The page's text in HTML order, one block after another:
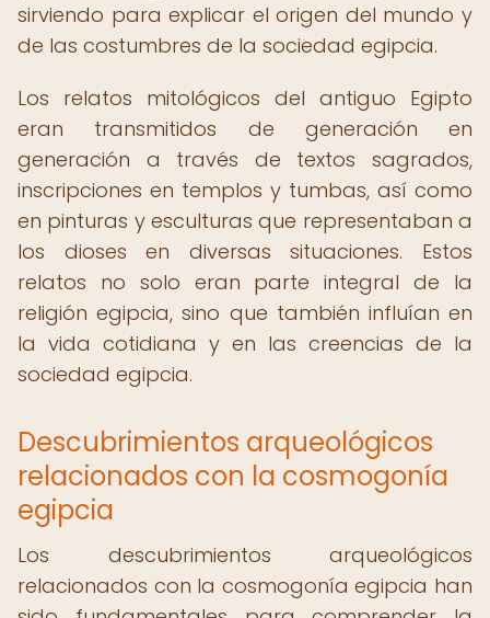
sirviendo para explicar el origen del mundo y
de las costumbres de la sociedad egipcia.
Los relatos mitológicos del antiguo Egipto
eran transmitidos de generación en
generación a través de textos sagrados,
inscripciones en templos y tumbas, así como
en pinturas y esculturas que representaban a
los dioses en diversas situaciones. Estos
relatos no solo eran parte integral de la
religión egipcia, sino que también influían en
la vida cotidiana y en las creencias de la
sociedad egipcia.
Descubrimientos arqueológicos
relacionados con la cosmogonía
egipcia
Los descubrimientos arqueológicos
relacionados con la cosmogonía egipcia han